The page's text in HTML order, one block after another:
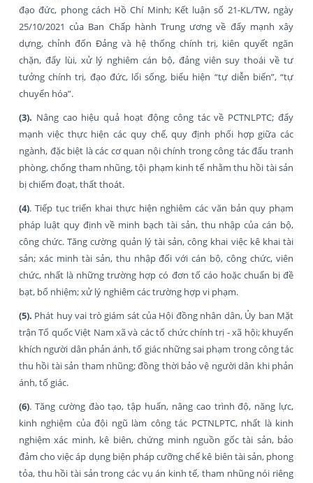
đạo đức, phong cách Hồ Chí Minh; Kết luận số 21-KL/TW, ngày
25/10/2021 của Ban Chấp hành Trung ương về đẩy mạnh xây
dựng, chỉnh đốn Đảng và hệ thống chính trị, kiên quyết ngăn
chặn, đẩy lùi, xử lý nghiêm cán bộ, đảng viên suy thoái về tư
tưởng chính trị, đạo đức, lối sống, biểu hiện “tự diễn biến”, “tự
chuyển hóa”.
(3). Nâng cao hiệu quả hoạt động công tác về PCTNLPTC; đẩy
mạnh việc thực hiện các quy chế, quy định phối hợp giữa các
ngành, đặc biệt là các cơ quan nội chính trong công tác đấu tranh
phòng, chống tham nhũng, tội phạm kinh tế nhằm thu hồi tài sản
bị chiếm đoạt, thất thoát.
(4). Tiếp tục triển khai thực hiện nghiêm các văn bản quy phạm
pháp luật quy định về minh bạch tài sản, thu nhập của cán bộ,
công chức. Tăng cường quản lý tài sản, công khai việc kê khai tài
sản; xác minh tài sản, thu nhập đối với cán bộ, công chức, viên
chức, nhất là những trường hợp có đơn tố cáo hoặc chuẩn bị đề
bạt, bổ nhiệm; xử lý nghiêm các trường hợp vi phạm.
(5). Phát huy vai trò giám sát của Hội đồng nhân dân, Ủy ban Mặt
trận Tổ quốc Việt Nam xã và các tổ chức chính trị - xã hội; khuyến
khích người dân phản ánh, tố giác những sai phạm trong công tác
thu hồi tài sản tham nhũng; đồng thời bảo vệ người dân khi phản
ánh, tố giác.
(6). Tăng cường đào tạo, tập huấn, nâng cao trình độ, năng lực,
kinh nghiệm của đội ngũ làm công tác PCTNLPTC, nhất là kinh
nghiệm xác minh, kê biên, chứng minh nguồn gốc tài sản, bảo
đảm cho việc áp dụng biện pháp cưỡng chế kê biên tài sản, phong
tỏa, thu hồi tài sản trong các vụ án kinh tế, tham nhũng nói riêng